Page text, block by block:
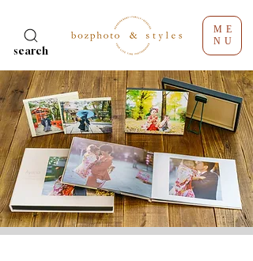
search
ME
NU